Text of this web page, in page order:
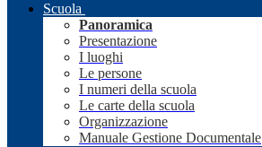
Scuola
Panoramica
Presentazione
I luoghi
Le persone
I numeri della scuola
Le carte della scuola
Organizzazione
Manuale Gestione Documentale